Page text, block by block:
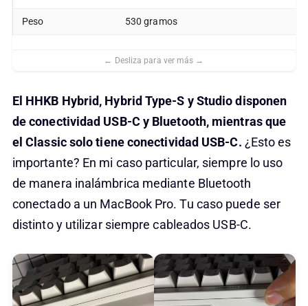
Peso 530 gramos
El HHKB Hybrid, Hybrid Type-S y Studio disponen
de conectividad USB-C y Bluetooth, mientras que
el Classic solo tiene conectividad USB-C. ¿Esto es
importante? En mi caso particular, siempre lo uso
de manera inalámbrica mediante Bluetooth
conectado a un MacBook Pro. Tu caso puede ser
distinto y utilizar siempre cableados USB-C.